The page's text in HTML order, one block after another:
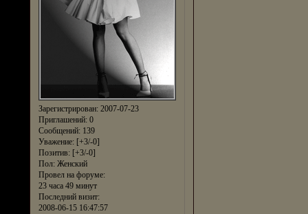
Зарегистрирован: 2007-07-23
Приглашений:0
Сообщений:139
Уважение: [+3/-0]
Позитив: [+3/-0]
Пол:Женский
Провел на форуме:
23 часа 49 минут
Последний визит:
2008-06-15 16:47:57